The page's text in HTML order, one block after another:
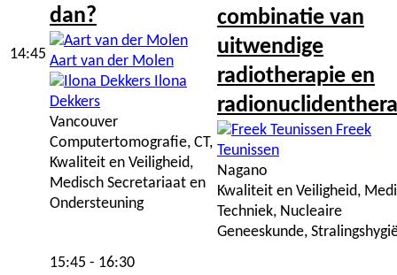
14:45
dan?
Aart van der Molen
Ilona
Dekkers
Vancouver
Computertomografie, CT,
Kwaliteit en Veiligheid,
Medisch Secretariaat en
Ondersteuning
combinatie van
uitwendige
radiotherapie en
Freek
Teunissen
Nagano
Kwaliteit en Veiligheid,
Techniek, Nucleaire
Geneeskunde,
15:45 - 16:30